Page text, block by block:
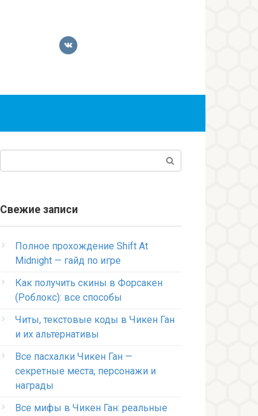
Свежие записи
Полное прохождение Shift At
Midnight — гайд по игре
Как получить скины в Форсакен
(Роблокс): все способы
Читы, текстовые коды в Чикен Ган
и их альтернативы
Все пасхалки Чикен Ган —
секретные места, персонажи и
награды
Все мифы в Чикен Ган: реальные